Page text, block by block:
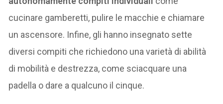
cucinare gamberetti, pulire le macchie e chiamare
un ascensore. Infine, gli hanno insegnato sette
diversi compiti che richiedono una varietà di abilità
di mobilità e destrezza, come sciacquare una
padella o dare a qualcuno il cinque.